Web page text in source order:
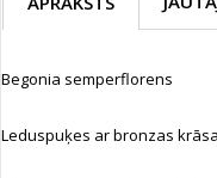
Begonia semperflorens
Leduspuķes ar bronzas